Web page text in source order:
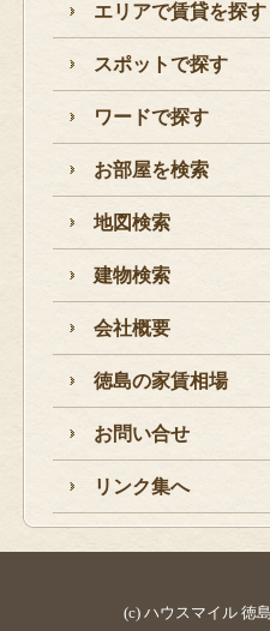
エリアで賃貸を探す
スポットで探す
ワードで探す
お部屋を検索
地図検索
建物検索
会社概要
徳島の家賃相場
お問い合せ
リンク集へ
(c) ハウスマイル 徳